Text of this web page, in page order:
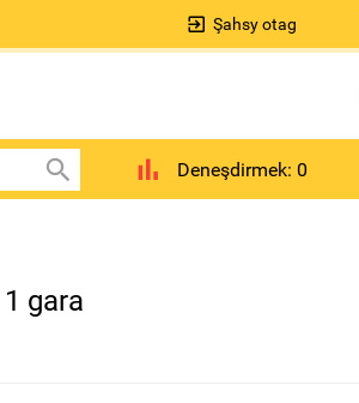
Şahsy otag
Deneşdirmek: 0
gara